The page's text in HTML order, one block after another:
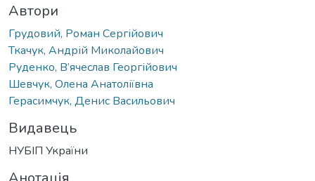
Автори
Грудовий, Роман Сергійович
Ткачук, Андрій Миколайович
Руденко, В’ячеслав Георгійович
Шевчук, Олена Анатоліївна
Герасимчук, Денис Васильович
Видавець
НУБІП України